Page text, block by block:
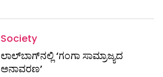
Society
ಲಾಲ್‌ಬಾಗ್‌ನಲ್ಲಿ ‘ಗಂಗಾ ಸಾಮ್ರಾಜ್ಯದ
ಅನಾವರಣ’